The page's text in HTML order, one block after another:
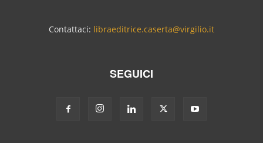
Contattaci: libraeditrice.caserta@virgilio.it
SEGUICI